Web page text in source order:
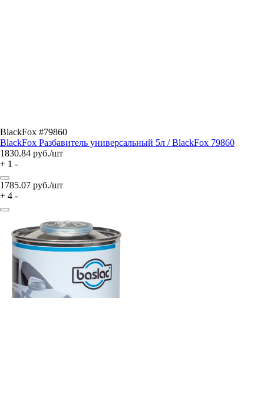
BlackFox #79860
BlackFox Разбавитель универсальный 5л / BlackFox 79860
1830.84 руб./шт
+ 1 -
1785.07 руб./шт
+ 4 -